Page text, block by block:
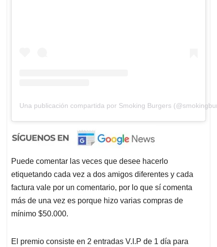
Una publicación compartida por Smoking Burgers
Puede comentar las veces que desee hacerlo
etiquetando cada vez a dos amigos diferentes y cada
factura vale por un comentario, por lo que sí comenta
más de una vez es porque hizo varias compras de
mínimo $50.000.
El premio consiste en 2 entradas V.I.P de 1 día para